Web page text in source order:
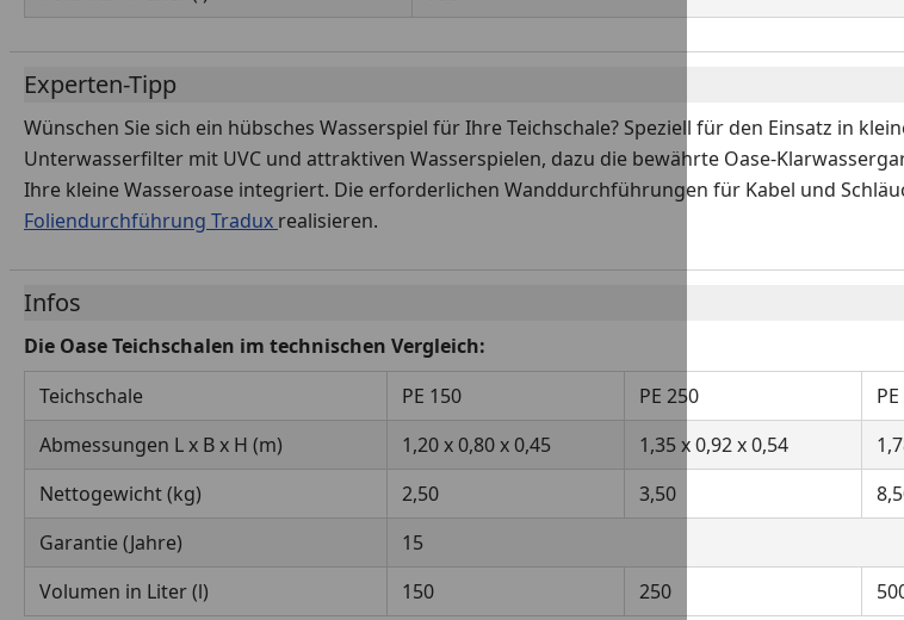
Experten-Tipp
Wünschen Sie sich ein hübsches Wasserspiel für Ihre Teichschale? Speziell für den Einsatz in
Unterwasserfilter mit UVC und attraktiven Wasserspielen, dazu die bewährte Oase-
Ihre kleine Wasseroase integriert. Die erforderlichen Wanddurchführungen für Kabel und
Foliendurchführung Tradux realisieren.
Infos
Die Oase Teichschalen im technischen Vergleich:
Teichschale
PE 150 PE 250
Abmessungen L x B x H (m)
1,20 x 0,80 x 0,45 1,35 x 0,92 x 0,54
Nettogewicht (kg)
2,50 3,50
Garantie (Jahre)
15
Volumen in Liter (l)
150 250